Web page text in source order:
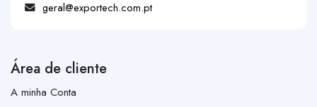
geral@exportech.com.pt
Área de cliente
A minha Conta